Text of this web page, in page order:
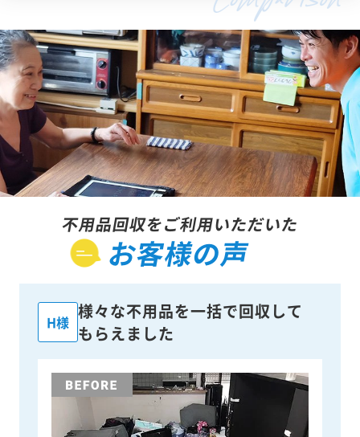
不用品回収をご利用いただいた
お客様の声
H様
様々な不用品を一括で回収して
もらえました